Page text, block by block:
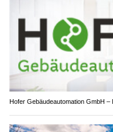
Hofer Gebäudeautomation GmbH